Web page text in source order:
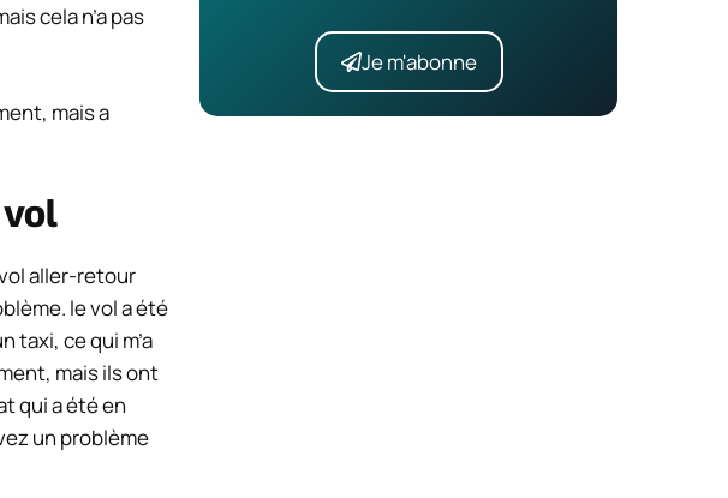
cela n’a pas
mais a
vol
aller-retour
le vol a été
taxi, ce qui m’a
mais ils ont
qui a été en
un problème
Je m'abonne